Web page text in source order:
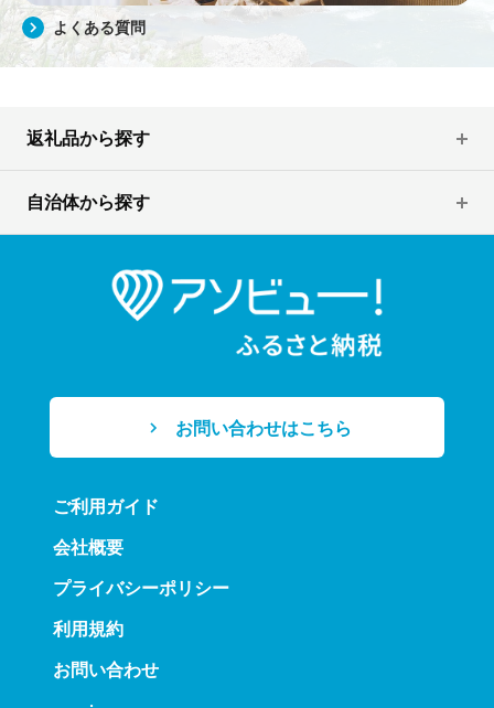
よくある質問
返礼品から探す
自治体から探す
お問い合わせはこちら
ご利用ガイド
会社概要
プライバシーポリシー
利用規約
お問い合わせ